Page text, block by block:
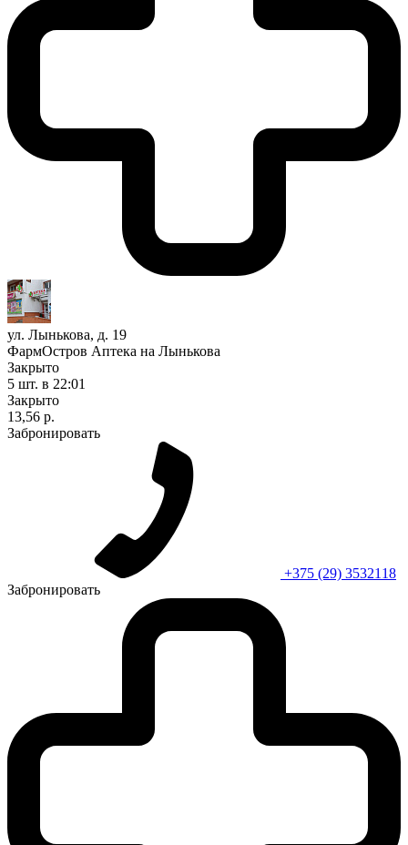
ул. Лынькова, д. 19
ФармОстров Аптека на Лынькова
Закрыто
5 шт. в 22:01
Закрыто
13,56 р.
Забронировать
+375 (29) 3532118
Забронировать